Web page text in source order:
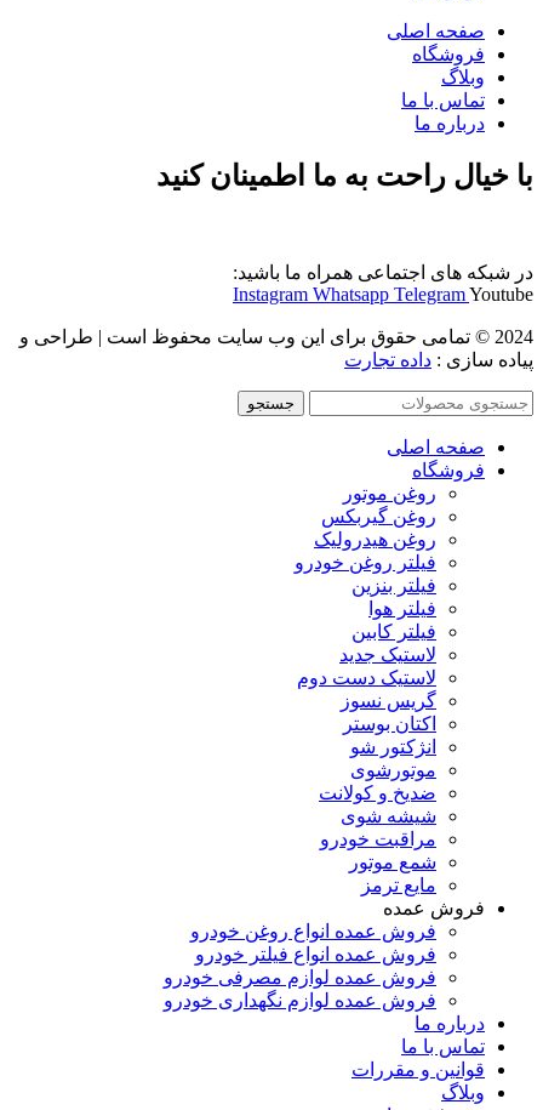
صفحه اصلی
فروشگاه
وبلاگ
تماس با ما
درباره ما
با خیال راحت به ما اطمینان کنید
در شبکه های اجتماعی همراه ما باشید:
Instagram Whatsapp TelegramYoutube
2024 © تمامی حقوق برای این وب سایت محفوظ است | طراحی و
پیاده سازی : داده تجارت
جستجو
صفحه اصلی
فروشگاه
روغن موتور
روغن گیربکس
روغن هیدرولیک
فیلتر روغن خودرو
فیلتر بنزین
فیلتر هوا
فیلتر کابین
لاستیک جدید
لاستیک دست دوم
گریس نسوز
اکتان بوستر
انژکتور شو
موتورشوی
ضدیخ و کولانت
شیشه شوی
مراقبت خودرو
شمع موتور
مایع ترمز
فروش عمده
فروش عمده انواع روغن خودرو
فروش عمده انواع فیلتر خودرو
فروش عمده لوازم مصرفی خودرو
فروش عمده لوازم نگهداری خودرو
درباره ما
تماس با ما
قوانین و مقررات
وبلاگ